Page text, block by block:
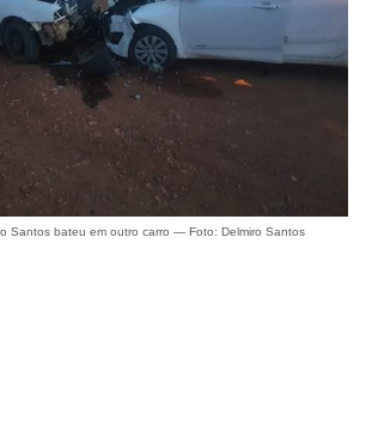
Santos bateu em outro carro — Foto: Delmiro Santos